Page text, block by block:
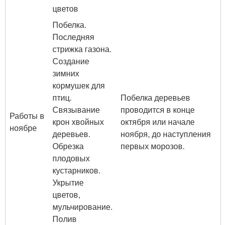
цветов
Работы в
ноябре
Побелка.
Последняя
стрижка газона.
Создание
зимних
кормушек для
птиц.
Связывание
крон хвойных
деревьев.
Обрезка
плодовых
кустарников.
Укрытие
цветов,
мульчирование.
Полив
Побелка деревьев
проводится в конце
октября или начале
ноября, до наступления
первых морозов.